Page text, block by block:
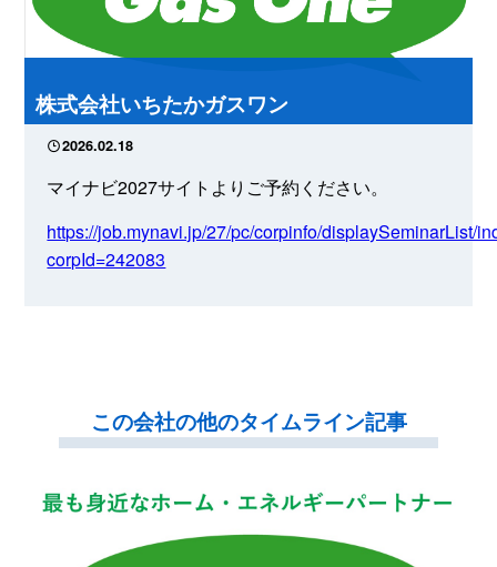
株式会社いちたかガスワン
2026.02.18
マイナビ2027サイトよりご予約ください。
https://job.mynavi.jp/27/pc/corpinfo/displaySeminarList/
corpId=242083
この会社の他のタイムライン記事